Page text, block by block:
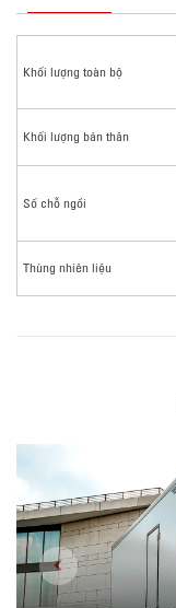
Khối lượng toàn bộ
Khối lượng bản thân
Số chỗ ngồi
Thùng nhiên liệu